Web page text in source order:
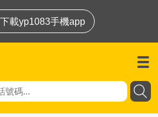
載yp1083手機app